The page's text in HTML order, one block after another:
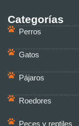
Categorías
Perros
Gatos
Pájaros
Roedores
Peces y reptiles